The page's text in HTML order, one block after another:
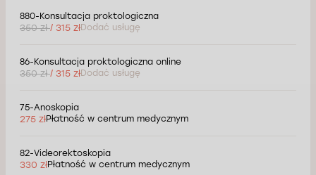
880-Konsultacja proktologiczna
350 zł/ 315 złDodać usługę
86-Konsultacja proktologiczna online
350 zł/ 315 złDodać usługę
75-Anoskopia
275 złPłatność w centrum medycznym
82-Videorektoskopia
330 złPłatność w centrum medycznym